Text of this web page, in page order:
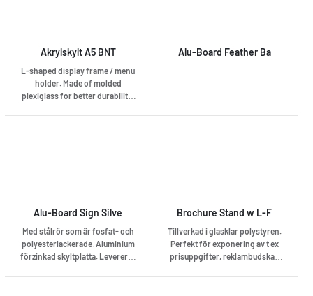
Akrylskylt A5 BNT
L-shaped display frame / menu
holder. Made of molded
plexiglass for better durability.
Alu-Board Feather Ba
Alu-Board Sign Silve
Med stålrör som är fosfat- och
polyesterlackerade. Aluminium
förzinkad skyltplatta. Levereras
Brochure Stand w L-F
Tillverkad i glasklar polystyren.
Perfekt för exponering av t ex
prisuppgifter, reklambudskap